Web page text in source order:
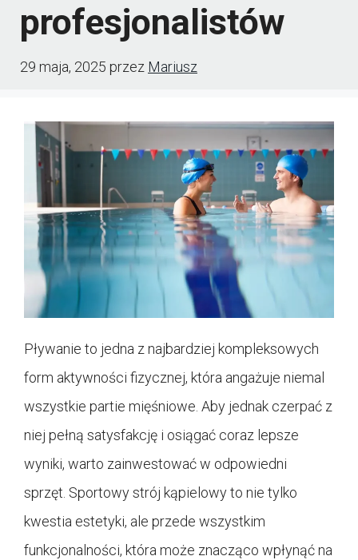
profesjonalistów
29 maja, 2025 przez Mariusz
Pływanie to jedna z najbardziej kompleksowych
form aktywności fizycznej, która angażuje niemal
wszystkie partie mięśniowe. Aby jednak czerpać z
niej pełną satysfakcję i osiągać coraz lepsze
wyniki, warto zainwestować w odpowiedni
sprzęt. Sportowy strój kąpielowy to nie tylko
kwestia estetyki, ale przede wszystkim
funkcjonalności, która może znacząco wpłynąć na